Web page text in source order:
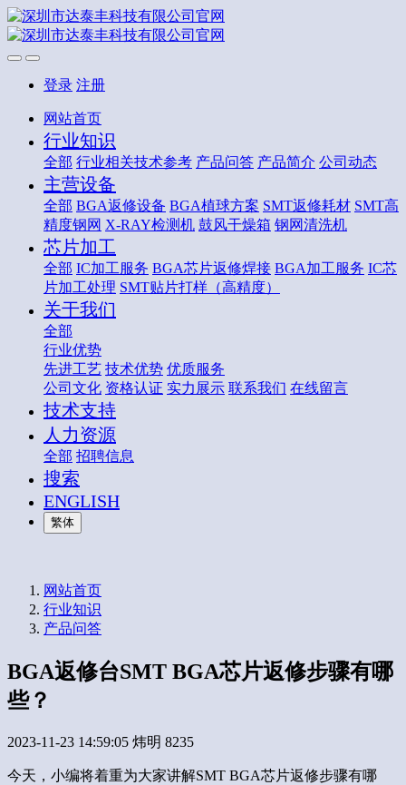
登录 注册
网站首页
行业知识
全部 行业相关技术参考 产品问答 产品简介 公司动态
主营设备
全部 BGA返修设备 BGA植球方案 SMT返修耗材 SMT高
精度钢网 X-RAY检测机 鼓风干燥箱 钢网清洗机
芯片加工
全部 IC加工服务 BGA芯片返修焊接 BGA加工服务 IC芯
片加工处理 SMT贴片打样（高精度）
关于我们
全部
行业优势
先进工艺 技术优势 优质服务
公司文化 资格认证 实力展示 联系我们 在线留言
技术支持
人力资源
全部 招聘信息
搜索
ENGLISH
繁体
网站首页
行业知识
产品问答
BGA返修台SMT BGA芯片返修步骤有哪
些？
2023-11-23 14:59:05 炜明 8235
今天，小编将着重为大家讲解SMT BGA芯片返修步骤有哪